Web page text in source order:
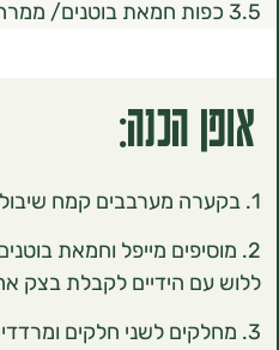
מייפל וחמאת בוטנים.
הידיים לקבלת בצק אחיד***